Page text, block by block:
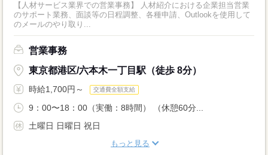
【人材サービス業界での営業事務】 人材紹介における企業担当営業
のサポート業務、面談等の日程調整、各種申請、Outlookを使用して
のメールのやり取り...
営業事務
東京都港区/六本木一丁目駅（徒歩 8分）
時給1,700円～ 交通費全額支給
9：00〜18：00（実働：8時間） （休憩60分...
土曜日 日曜日 祝日
もっと見る